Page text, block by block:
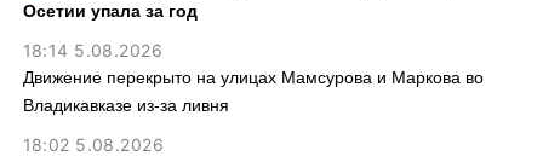
Осетии упала за год
18:14 5.08.2026
Движение перекрыто на улицах Мамсурова и Маркова во
Владикавказе из-за ливня
18:02 5.08.2026